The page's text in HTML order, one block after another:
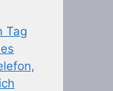
Tag